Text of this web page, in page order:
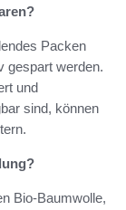
Packen
gespart werden.
und
sind, können
Bio-Baumwolle,